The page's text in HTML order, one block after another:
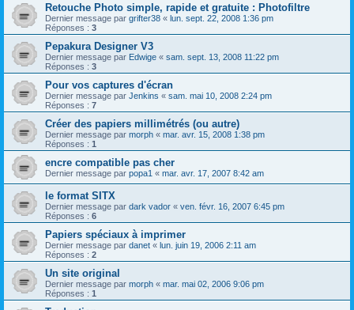
Retouche Photo simple, rapide et gratuite : Photofiltre
Dernier message par grifter38 « lun. sept. 22, 2008 1:36 pm
Réponses : 3
Pepakura Designer V3
Dernier message par Edwige « sam. sept. 13, 2008 11:22 pm
Réponses : 3
Pour vos captures d'écran
Dernier message par Jenkins « sam. mai 10, 2008 2:24 pm
Réponses : 7
Créer des papiers millimétrés (ou autre)
Dernier message par morph « mar. avr. 15, 2008 1:38 pm
Réponses : 1
encre compatible pas cher
Dernier message par popa1 « mar. avr. 17, 2007 8:42 am
le format SITX
Dernier message par dark vador « ven. févr. 16, 2007 6:45 pm
Réponses : 6
Papiers spéciaux à imprimer
Dernier message par danet « lun. juin 19, 2006 2:11 am
Réponses : 2
Un site original
Dernier message par morph « mar. mai 02, 2006 9:06 pm
Réponses : 1